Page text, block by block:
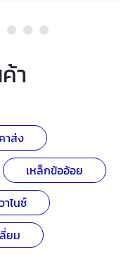
า
าส่ง
เหล็กข้ออ้อย
ไนซ์
ยม